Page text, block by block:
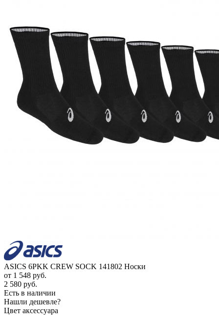
ASICS 6PKK CREW SOCK 141802 Носки
от 1 548 руб.
2 580 руб.
Есть в наличии
Нашли дешевле?
Цвет аксессуара